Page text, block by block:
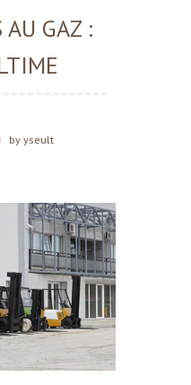
AU GAZ :
by yseult